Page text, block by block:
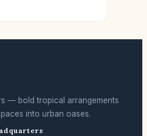
— bold tropical arrangements
into urban oases.